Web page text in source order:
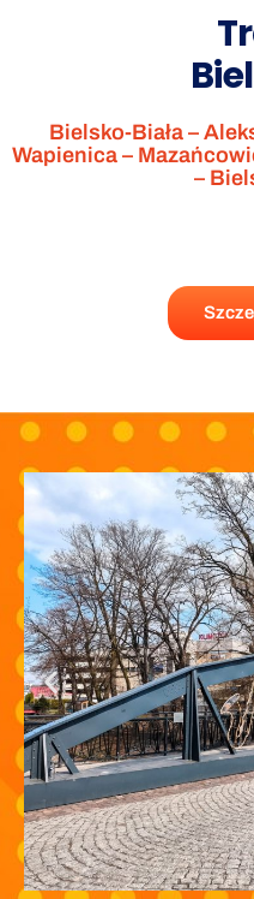
Bielsko-Biała –
Wapienica –
–